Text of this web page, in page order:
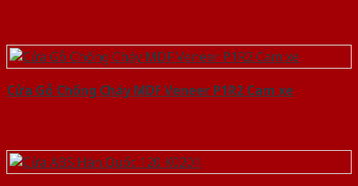
Cửa Gỗ Chống Cháy MDF Veneer P1R2 Cam xe